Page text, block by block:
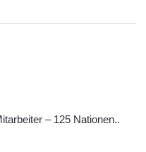
– 125 Nationen..